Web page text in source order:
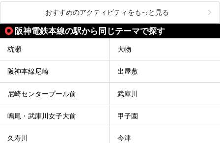
おすすめのアクティビティをもっと見る
阪神電鉄本線の駅から同じテーマで探す
杭瀬 大物
阪神本線尼崎 出屋敷
尼崎センタープール前 武庫川
鳴尾・武庫川女子大前 甲子園
久寿川 今津